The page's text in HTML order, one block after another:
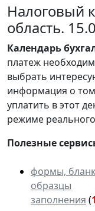
Налоговый
область.
Календарь
платеж
выбрать
информация о
уплатить в этот
режиме
Полезные
формы,
образцы
заполнения (